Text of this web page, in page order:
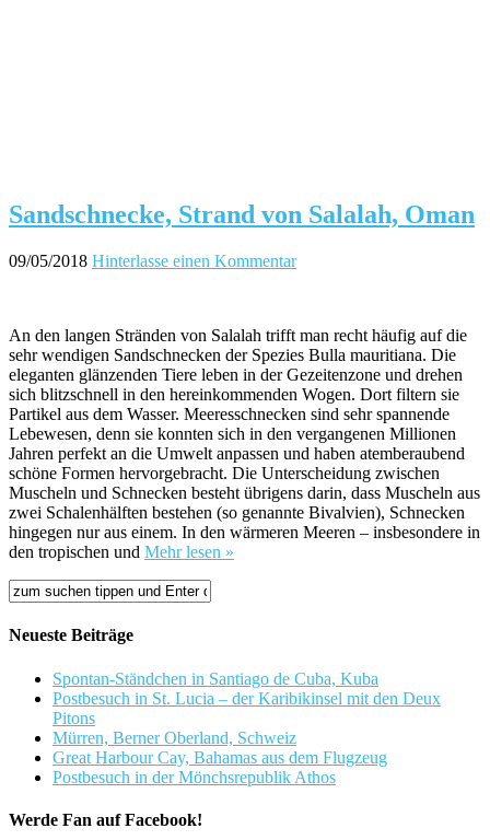
Sandschnecke, Strand von Salalah, Oman
09/05/2018 Hinterlasse einen Kommentar
An den langen Stränden von Salalah trifft man recht häufig auf die
sehr wendigen Sandschnecken der Spezies Bulla mauritiana. Die
eleganten glänzenden Tiere leben in der Gezeitenzone und drehen
sich blitzschnell in den hereinkommenden Wogen. Dort filtern sie
Partikel aus dem Wasser. Meeresschnecken sind sehr spannende
Lebewesen, denn sie konnten sich in den vergangenen Millionen
Jahren perfekt an die Umwelt anpassen und haben atemberaubend
schöne Formen hervorgebracht. Die Unterscheidung zwischen
Muscheln und Schnecken besteht übrigens darin, dass Muscheln aus
zwei Schalenhälften bestehen (so genannte Bivalvien), Schnecken
hingegen nur aus einem. In den wärmeren Meeren – insbesondere in
den tropischen und Mehr lesen »
Neueste Beiträge
Spontan-Ständchen in Santiago de Cuba, Kuba
Postbesuch in St. Lucia – der Karibikinsel mit den Deux
Pitons
Mürren, Berner Oberland, Schweiz
Great Harbour Cay, Bahamas aus dem Flugzeug
Postbesuch in der Mönchsrepublik Athos
Werde Fan auf Facebook!